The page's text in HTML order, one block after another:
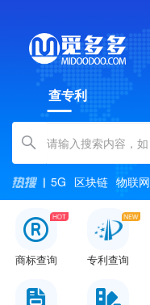
查专利
Amount (in dollars)
5G 区块链 物联网
商标查询 专利查询